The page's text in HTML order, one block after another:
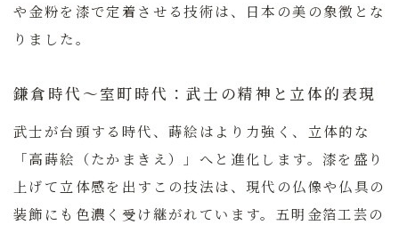
や金粉を漆で定着させる技術は、日本の美の象徴とな
りました。
鎌倉時代〜室町時代：武士の精神と立体的表現
武士が台頭する時代、蒔絵はより力強く、立体的な
「高蒔絵（たかまきえ）」へと進化します。漆を盛り
上げて立体感を出すこの技法は、現代の仏像や仏具の
装飾にも色濃く受け継がれています。五明金箔工芸の